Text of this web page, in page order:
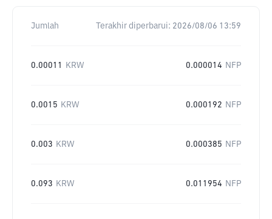
Jumlah Terakhir diperbarui: 2026/08/06 13:59
0.00011 KRW 0.000014 NFP
0.0015 KRW 0.000192 NFP
0.003 KRW 0.000385 NFP
0.093 KRW 0.011954 NFP